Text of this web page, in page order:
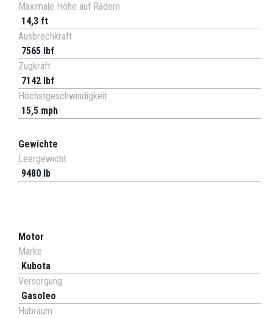
Maximale Höhe auf Rädern
14,3 ft
Ausbrechkraft
7565 lbf
Zugkraft
7142 lbf
Höchstgeschwindigkeit
15,5 mph
Gewichte
Leergewicht
9480 lb
Motor
Marke
Kubota
Versorgung
Gasoleo
Hubraum